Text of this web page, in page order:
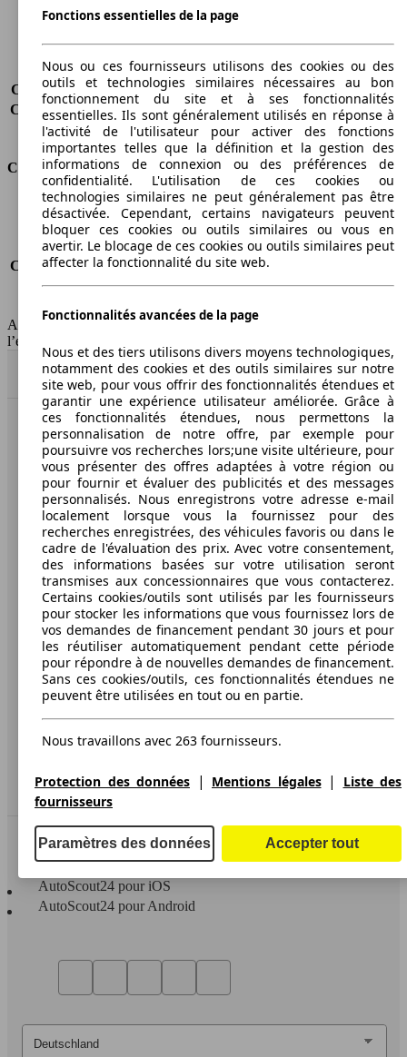
Charge maximale
Sièges
5
Charge sur toit
-
Capacité de remorquage (sans freins) -
Capacité de remorquage (avec freins) 1400 kg
Volume du coffre
Consommation
Émissions de CO2*
135 g/km (komb.)
Consommation (ville)
6.1 l/100km
Consommation (route)
4.6 l/100km
Consommation (combinée)* 5.1 l/100km
Classe d'émissions
Euro 5
Capacité du réservoir
65 l
AutoScout24 Belgium SA décline toute responsabilité concernant
l’exactitude des informations fournies
Haut
AutoScout24: la plus grande plateforme en ligne de
voitures en Europe.
AutoScout24
A propos d'AutoScout24
Presse
Conditions d'utilisation
Informations légales
Protection des données
Media
Déclaration d'accessibilité
Espace Pro
Contact
AutoScout24 pour iOS
AutoScout24 pour Android
Fonctions essentielles de la page
Nous ou ces fournisseurs utilisons des cookies ou des
outils et technologies similaires nécessaires au bon
fonctionnement du site et à ses fonctionnalités
essentielles. Ils sont généralement utilisés en réponse à
l'activité de l'utilisateur pour activer des fonctions
importantes telles que la définition et la gestion des
informations de connexion ou des préférences de
confidentialité. L'utilisation de ces cookies ou
technologies similaires ne peut généralement pas être
désactivée. Cependant, certains navigateurs peuvent
bloquer ces cookies ou outils similaires ou vous en
avertir. Le blocage de ces cookies ou outils similaires peut
affecter la fonctionnalité du site web.
Fonctionnalités avancées de la page
Nous et des tiers utilisons divers moyens technologiques,
notamment des cookies et des outils similaires sur notre
site web, pour vous offrir des fonctionnalités étendues et
garantir une expérience utilisateur améliorée. Grâce à
ces fonctionnalités étendues, nous permettons la
personnalisation de notre offre, par exemple pour
poursuivre vos recherches lors;une visite ultérieure, pour
vous présenter des offres adaptées à votre région ou
pour fournir et évaluer des publicités et des messages
personnalisés. Nous enregistrons votre adresse e-mail
localement lorsque vous la fournissez pour des
recherches enregistrées, des véhicules favoris ou dans le
cadre de l'évaluation des prix. Avec votre consentement,
des informations basées sur votre utilisation seront
transmises aux concessionnaires que vous contacterez.
Certains cookies/outils sont utilisés par les fournisseurs
pour stocker les informations que vous fournissez lors de
vos demandes de financement pendant 30 jours et pour
les réutiliser automatiquement pendant cette période
pour répondre à de nouvelles demandes de financement.
Sans ces cookies/outils, ces fonctionnalités étendues ne
peuvent être utilisées en tout ou en partie.
Nous travaillons avec 263 fournisseurs.
Protection des données | Mentions légales|
Liste des
fournisseurs
Paramètres des données Accepter tout